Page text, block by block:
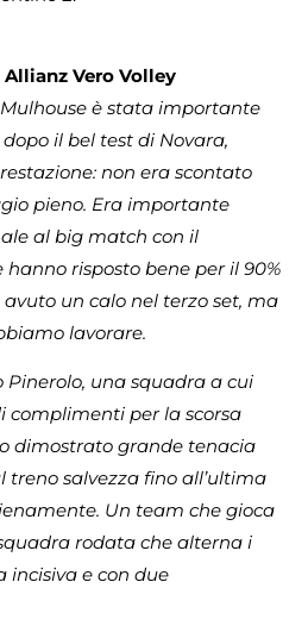
Allianz Vero Volley
è stata importante
il bel test di Novara,
non era scontato
pieno. Era importante
al big match con il
risposto bene per il 90%
un calo nel terzo set, ma
lavorare.
una squadra a cui
complimenti per la scorsa
dimostrato grande tenacia
salvezza fino all’ultima
Un team che gioca
rodata che alterna i
incisiva e con due